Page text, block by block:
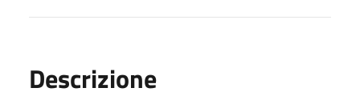
Descrizione